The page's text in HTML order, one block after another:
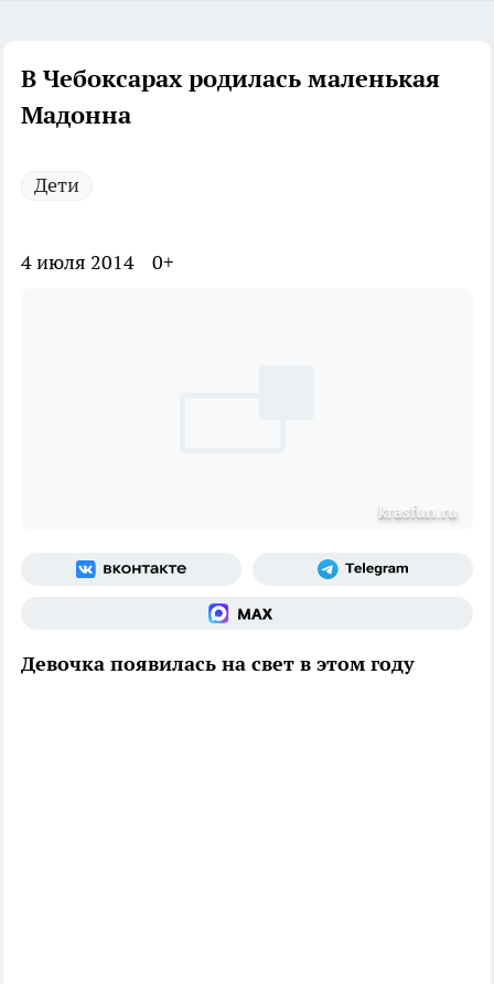
В Чебоксарах родилась маленькая
Мадонна
Дети
4 июля 2014 0+
krasfun.ru
Девочка появилась на свет в этом году